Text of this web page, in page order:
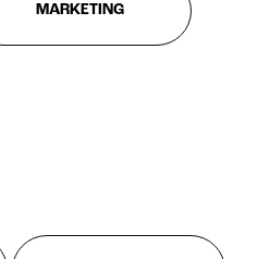
MARKETING